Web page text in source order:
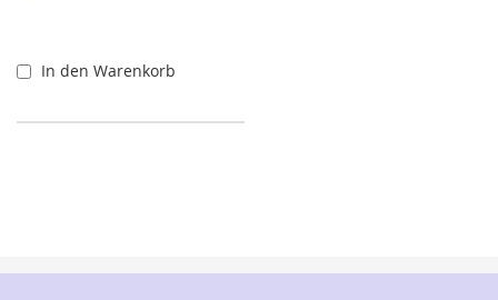
In den Warenkorb